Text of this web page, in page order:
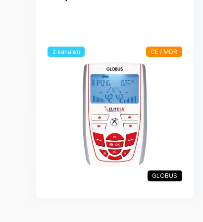
2 kanalen CE / MDR
GLOBUS